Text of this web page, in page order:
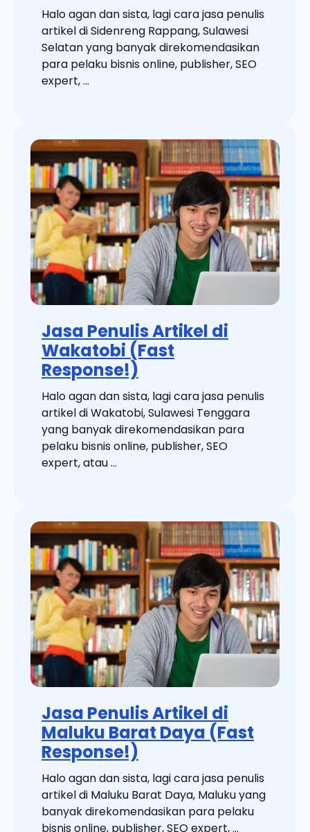
Halo agan dan sista, lagi cara jasa penulis
artikel di Sidenreng Rappang, Sulawesi
Selatan yang banyak direkomendasikan
para pelaku bisnis online, publisher, SEO
expert, ...
Jasa Penulis Artikel di
Wakatobi (Fast
Response!)
Halo agan dan sista, lagi cara jasa penulis
artikel di Wakatobi, Sulawesi Tenggara
yang banyak direkomendasikan para
pelaku bisnis online, publisher, SEO
expert, atau ...
Jasa Penulis Artikel di
Maluku Barat Daya (Fast
Response!)
Halo agan dan sista, lagi cara jasa penulis
artikel di Maluku Barat Daya, Maluku yang
banyak direkomendasikan para pelaku
bisnis online, publisher, SEO expert, ...